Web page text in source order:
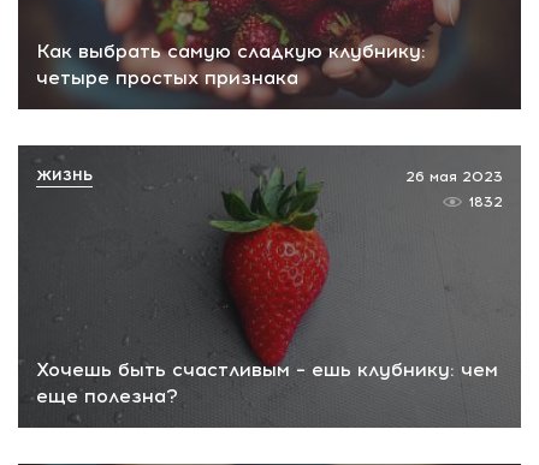
Как выбрать самую сладкую клубнику:
четыре простых признака
Хочешь быть счастливым – ешь клубнику: чем
еще полезна?
26 мая 2023
1832
ЖИЗНЬ